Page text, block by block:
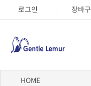
로그인 장바
HOME